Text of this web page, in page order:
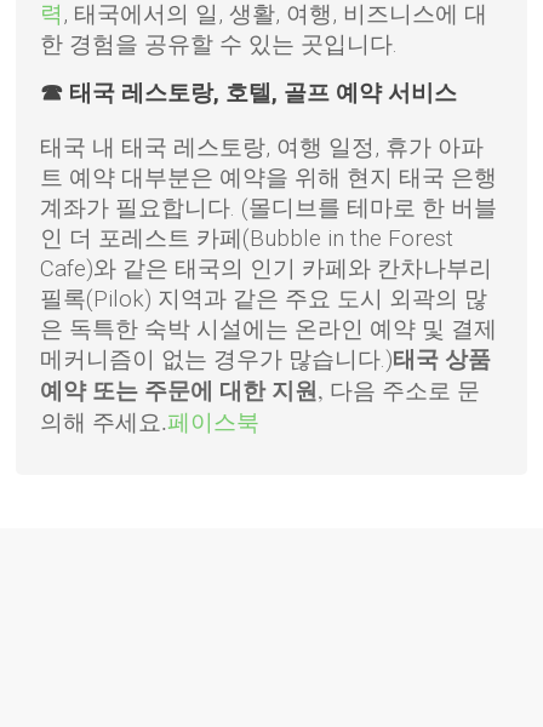
력 , 태국에서의 일, 생활, 여행, 비즈니스에 대
한 경험을 공유할 수 있는 곳입니다.
☎ 태국 레스토랑, 호텔, 골프 예약 서비스
태국 내 태국 레스토랑, 여행 일정, 휴가 아파
트 예약 대부분은 예약을 위해 현지 태국 은행
계좌가 필요합니다. (몰디브를 테마로 한 버블
인 더 포레스트 카페(Bubble in the Forest
Cafe)와 같은 태국의 인기 카페와 칸차나부리
필록(Pilok) 지역과 같은 주요 도시 외곽의 많
은 독특한 숙박 시설에는 온라인 예약 및 결제
메커니즘이 없는 경우가 많습니다.)태국 상품
예약 또는 주문에 대한 지원, 다음 주소로 문
의해 주세요.페이스북